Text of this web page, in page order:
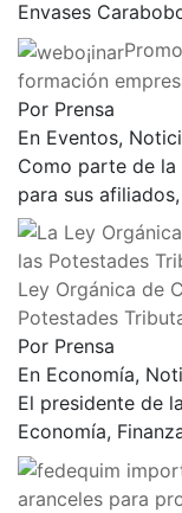
Envases
formación
Por Prensa
En Eventos,
Como parte de
para sus afiliados,
Ley Orgánica de
Potestades
Por Prensa
En Economía,
El presidente de
Economía,
aranceles para